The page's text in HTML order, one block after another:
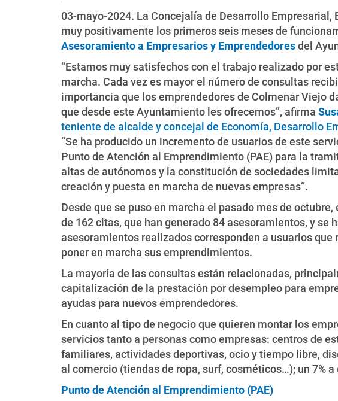
03-mayo-2024. La Concejalía de Desarrollo Empresarial,
muy positivamente los primeros seis meses de
Asesoramiento a Empresarios y Emprendedoresdel
“Estamos muy satisfechos con el trabajo realizado por
marcha. Cada vez es mayor el número de consultas
importancia que los emprendedores de Colmenar Viejo
que desde este Ayuntamiento les ofrecemos”, afirma
teniente de alcalde y concejal de Economía, Desarrollo
“Se ha producido un incremento de usuarios de este
Punto de Atención al Emprendimiento (PAE) para la
altas de autónomos y la constitución de sociedades
creación y puesta en marcha de nuevas empresas”.
Desde que se puso en marcha el pasado mes de
de 162 citas, que han generado 84 asesoramientos, y
asesoramientos realizados corresponden a usuarios
poner en marcha sus emprendimientos.
La mayoría de las consultas están relacionadas,
capitalización de la prestación por desempleo para
ayudas para nuevos emprendedores.
En cuanto al tipo de negocio que quieren montar los
servicios tanto a personas como empresas: centros de
familiares, actividades deportivas, ocio y tiempo libre,
al comercio (tiendas de ropa, surf, cosméticos…); un 7%
Punto de Atención al Emprendimiento (PAE)